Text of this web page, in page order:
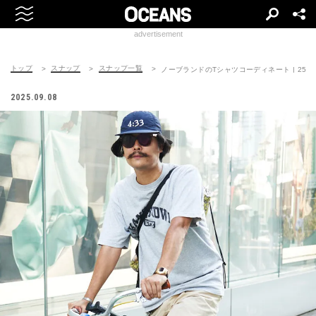
advertisement
トップ スナップ スナップ一覧 ノーブランドのTシャツコーディネート |
2025.09.08